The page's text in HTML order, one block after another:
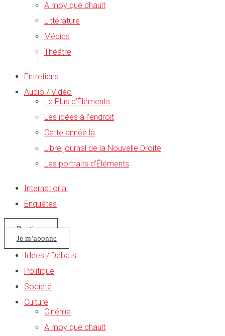
A moy que chault
Littérature
Médias
Théâtre
Entretiens
Audio / Vidéo
Le Plus d’Éléments
Les idées à l’endroit
Cette année là
Libre journal de la Nouvelle Droite
Les portraits d’Éléments
International
Enquêtes
Boutique
Je m’abonne
Idées / Débats
Politique
Société
Culture
Cinéma
A moy que chault